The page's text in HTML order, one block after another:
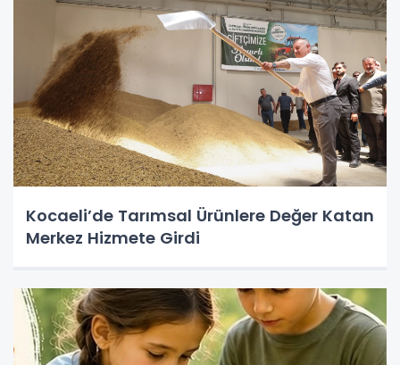
Kocaeli’de Tarımsal Ürünlere Değer Katan
Merkez Hizmete Girdi